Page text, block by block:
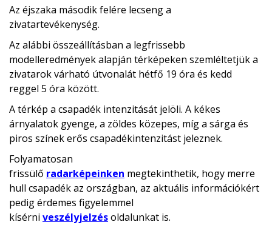
Az éjszaka második felére lecseng a
zivatartevékenység.
Az alábbi összeállításban a legfrissebb
modelleredmények alapján térképeken szemléltetjük a
zivatarok várható útvonalát hétfő 19 óra és kedd
reggel 5 óra között.
A térkép a csapadék intenzitását jelöli. A kékes
árnyalatok gyenge, a zöldes közepes, míg a sárga és
piros színek erős csapadékintenzitást jeleznek.
Folyamatosan
frissülő radarképeinken megtekinthetik, hogy merre
hull csapadék az országban, az aktuális információkért
pedig érdemes figyelemmel
kísérni veszélyjelzésoldalunkat is.